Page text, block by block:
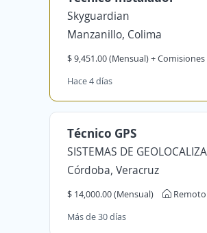
Skyguardian
Manzanillo, Colima
$ 9,451.00 (Mensual) + Comisiones
Hace 4 días
Técnico GPS
Córdoba, Veracruz
$ 14,000.00 (Mensual)
Remoto
Más de 30 días